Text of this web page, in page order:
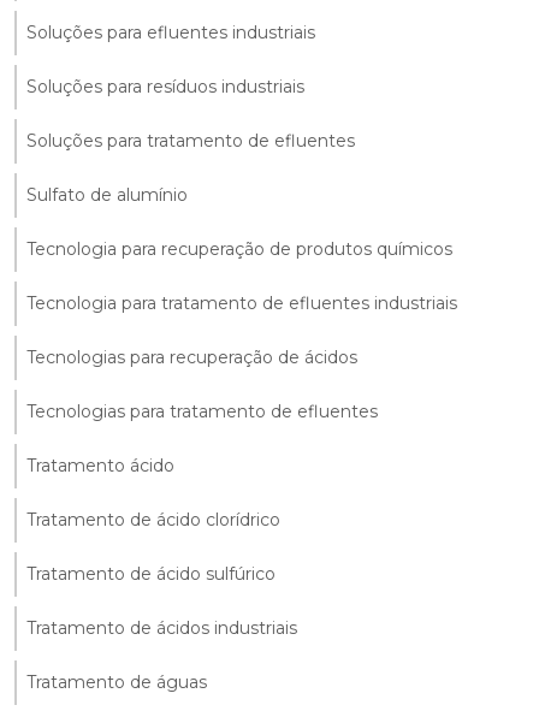
Soluções para efluentes industriais
Soluções para resíduos industriais
Soluções para tratamento de efluentes
Sulfato de alumínio
Tecnologia para recuperação de produtos químicos
Tecnologia para tratamento de efluentes industriais
Tecnologias para recuperação de ácidos
Tecnologias para tratamento de efluentes
Tratamento ácido
Tratamento de ácido clorídrico
Tratamento de ácido sulfúrico
Tratamento de ácidos industriais
Tratamento de águas